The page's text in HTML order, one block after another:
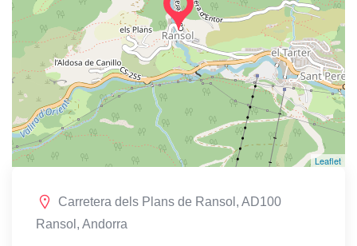
Leaflet
Carretera dels Plans de Ransol, AD100
Ransol, Andorra